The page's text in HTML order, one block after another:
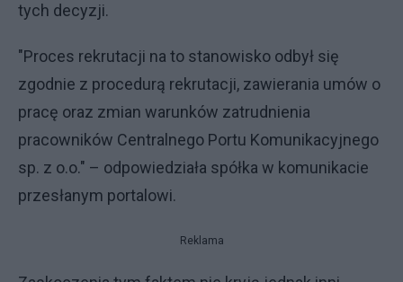
tych decyzji.
"Proces rekrutacji na to stanowisko odbył się
zgodnie z procedurą rekrutacji, zawierania umów o
pracę oraz zmian warunków zatrudnienia
pracowników Centralnego Portu Komunikacyjnego
sp. z o.o." – odpowiedziała spółka w komunikacie
przesłanym portalowi.
Reklama